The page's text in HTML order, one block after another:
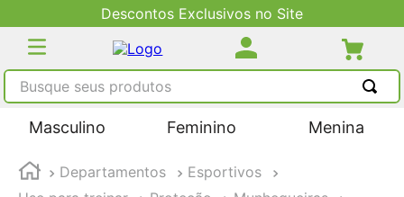
Exclusivos no Site
Busque seus produtos
Masculino Feminino Menina
Departamentos
Esportivos
TERMOS MAIS BUSCADOS
2
tenis feminino